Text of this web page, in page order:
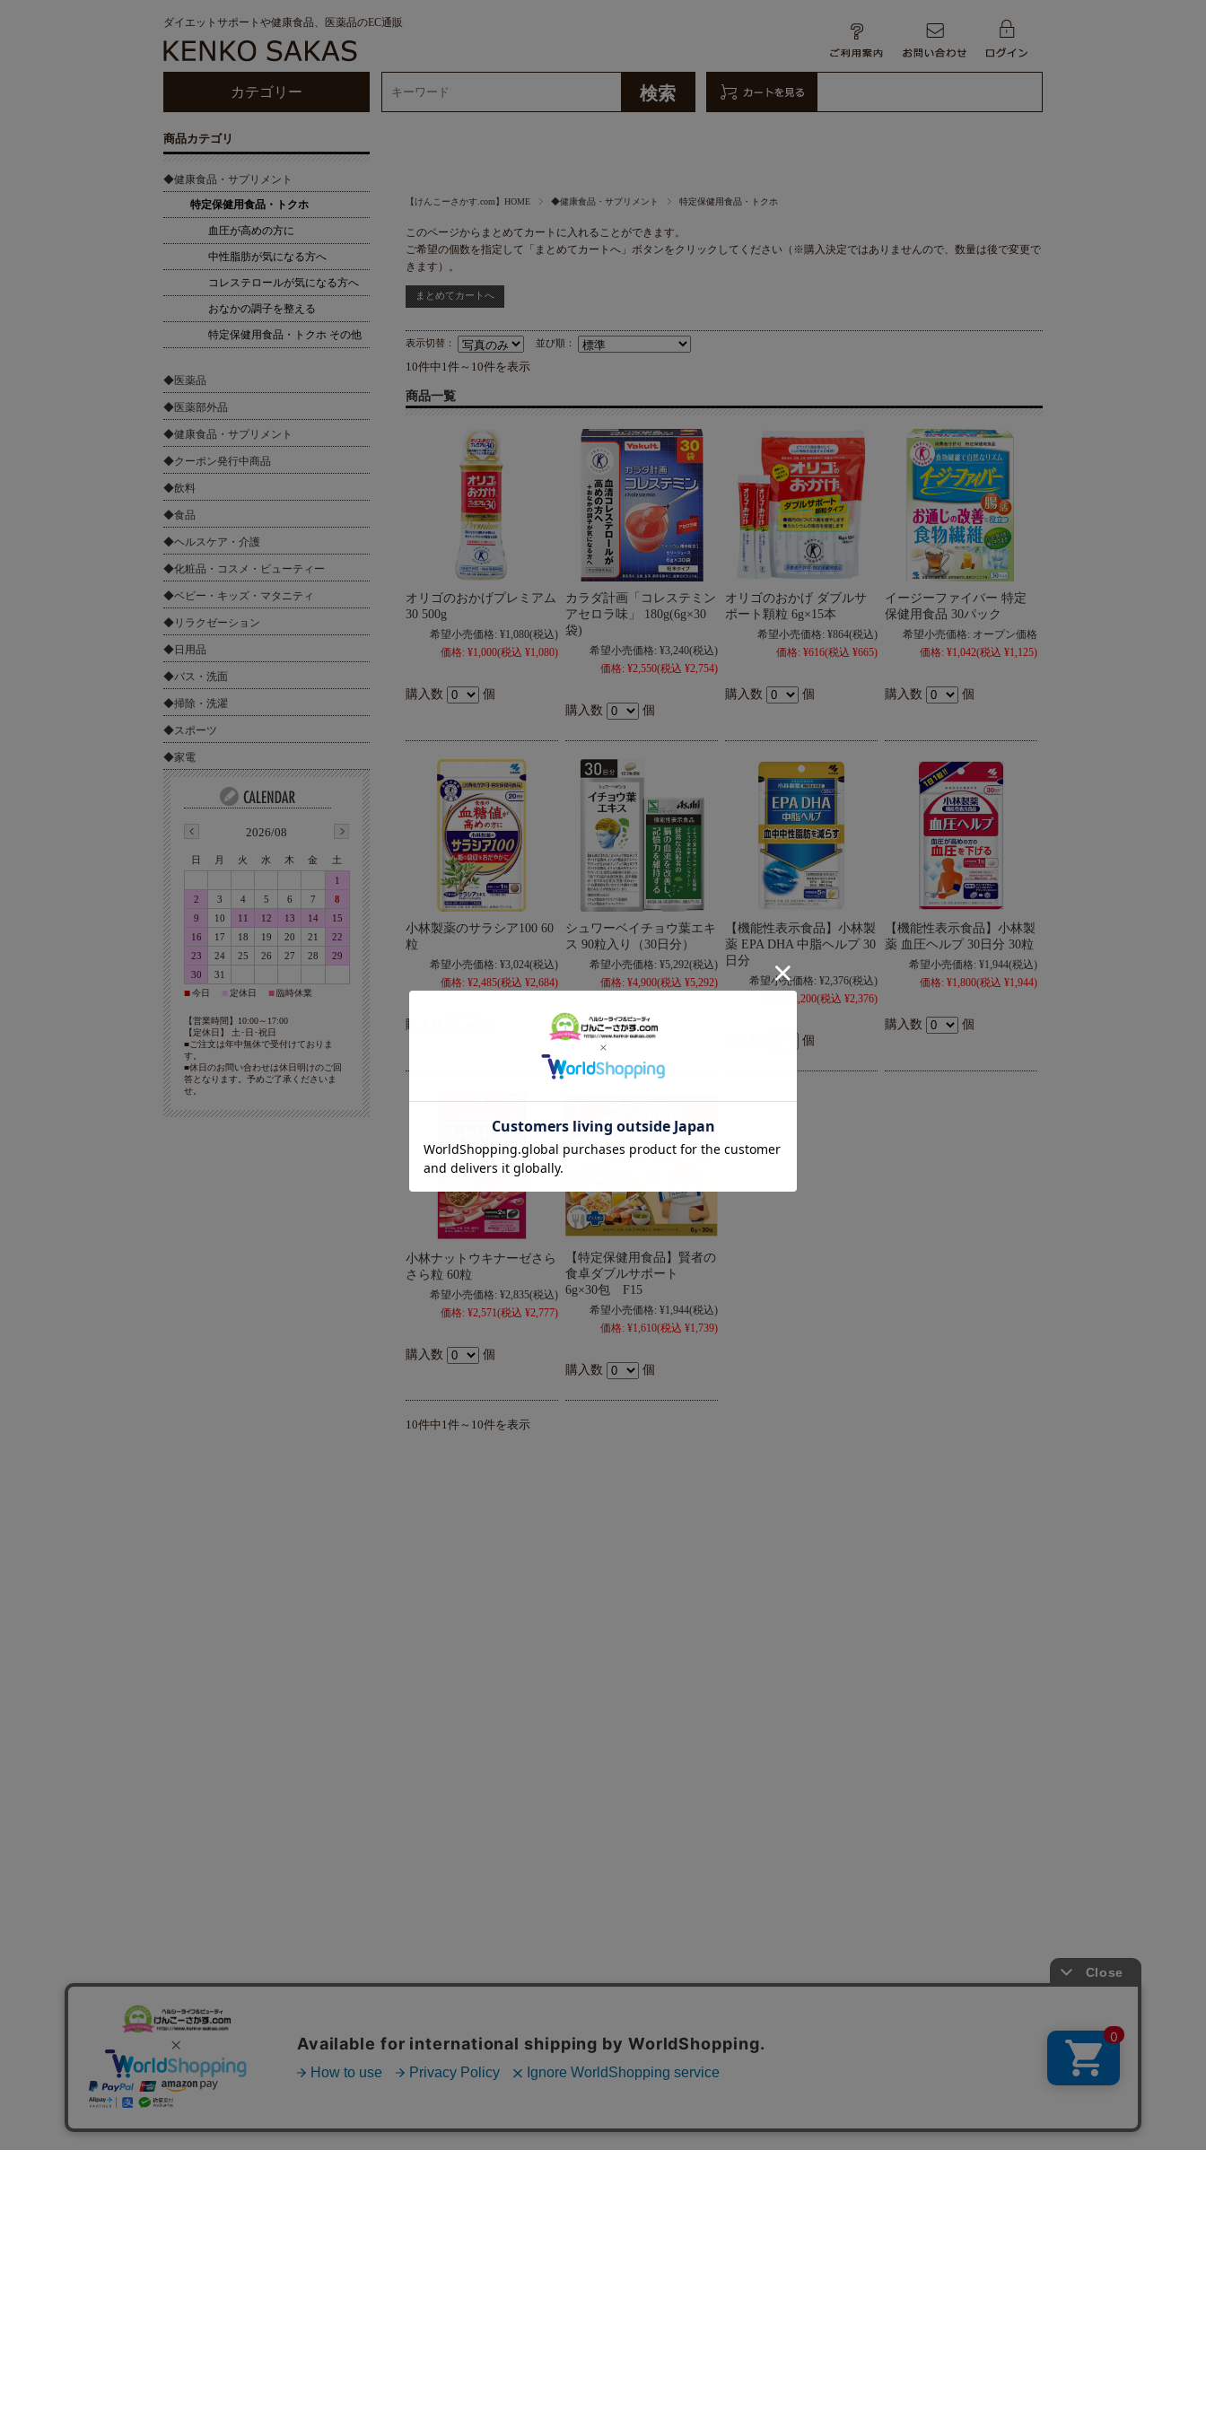
ダイエットサポートや健康食品、医薬品のEC通販
カテゴリー
【けんこーさかす.com】HOME ◆健康食品・サプリメント 特定保健用食品・トクホ
このページからまとめてカートに入れることができます。
ご希望の個数を指定して「まとめてカートへ」ボタンをクリックしてください（※購入決定ではありませんので、数量は後で変更で
きます）。
表示切替： 並び順：
10件中1件～10件を表示
商品一覧
オリゴのおかげプレミアム
30 500g
希望小売価格: ¥1,080(税込)
価格: ¥1,000(税込 ¥1,080)
購入数 個
カラダ計画「コレステミン
アセロラ味」 180g(6g×30
袋)
希望小売価格: ¥3,240(税込)
価格: ¥2,550(税込 ¥2,754)
購入数 個
オリゴのおかげ ダブルサ
ポート顆粒 6g×15本
希望小売価格: ¥864(税込)
価格: ¥616(税込 ¥665)
購入数 個
イージーファイバー 特定
保健用食品 30パック
希望小売価格: オープン価格
価格: ¥1,042(税込 ¥1,125)
購入数 個
小林製薬のサラシア100 60
粒
希望小売価格: ¥3,024(税込)
価格: ¥2,485(税込 ¥2,684)
購入数
シュワーベイチョウ葉エキ
ス 90粒入り（30日分）
希望小売価格: ¥5,292(税込)
価格: ¥4,900(税込 ¥5,292)
購入数 個
【機能性表示食品】小林製
薬 EPA DHA 中脂ヘルプ 30
日分
希望小売価格: ¥2,376(税込)
¥2,200(税込 ¥2,376)
個
【機能性表示食品】小林製
薬 血圧ヘルプ 30日分 30粒
希望小売価格: ¥1,944(税込)
価格: ¥1,800(税込 ¥1,944)
購入数 個
小林ナットウキナーゼさら
さら粒 60粒
希望小売価格: ¥2,835(税込)
価格: ¥2,571(税込 ¥2,777)
購入数 個
【特定保健用食品】賢者の
食卓ダブルサポート
6g×30包 F15
希望小売価格: ¥1,944(税込)
価格: ¥1,610(税込 ¥1,739)
購入数 個
10件中1件～10件を表示
商品カテゴリ
◆健康食品・サプリメント
特定保健用食品・トクホ
血圧が高めの方に
中性脂肪が気になる方へ
コレステロールが気になる方へ
おなかの調子を整える
特定保健用食品・トクホ その他
◆医薬品
◆医薬部外品
◆健康食品・サプリメント
◆クーポン発行中商品
◆飲料
◆食品
◆ヘルスケア・介護
◆化粧品・コスメ・ビューティー
◆ベビー・キッズ・マタニティ
◆リラクゼーション
◆日用品
◆バス・洗面
◆掃除・洗濯
◆スポーツ
◆家電
2026/08
日 月 火 水 木 金
土
1
2
3 4 5 6 7
8
9
10 11 12 13 14
15
16
17 18 19 20 21
22
23
24 25 26 27 28
29
30
31
■今日 ■ 定休日 ■臨時休業
【営業時間】10:00～17:00
【定休日】 土･日･祝日
■ご注文は年中無休で受付けておりま
す。
■休日のお問い合わせは休日明けのご回
答となります。予めご了承くださいま
せ。